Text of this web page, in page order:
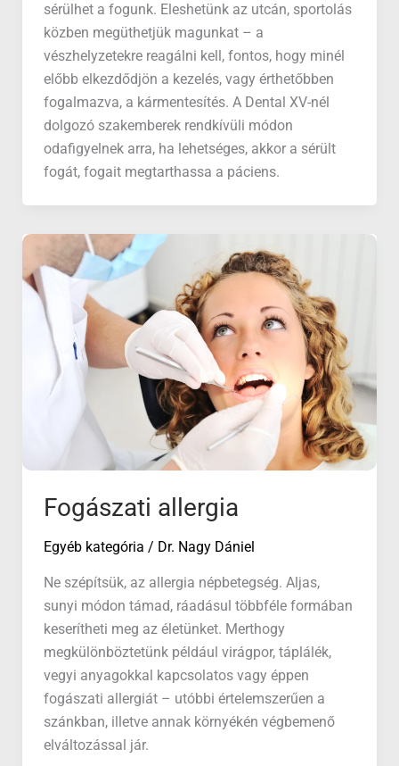
sérülhet a fogunk. Eleshetünk az utcán, sportolás
közben megüthetjük magunkat – a
vészhelyzetekre reagálni kell, fontos, hogy minél
előbb elkezdődjön a kezelés, vagy érthetőbben
fogalmazva, a kármentesítés. A Dental XV-nél
dolgozó szakemberek rendkívüli módon
odafigyelnek arra, ha lehetséges, akkor a sérült
fogát, fogait megtarthassa a páciens.
Fogászati allergia
Egyéb kategória / Dr. Nagy Dániel
Ne szépítsük, az allergia népbetegség. Aljas,
sunyi módon támad, ráadásul többféle formában
keserítheti meg az életünket. Merthogy
megkülönböztetünk például virágpor, táplálék,
vegyi anyagokkal kapcsolatos vagy éppen
fogászati allergiát – utóbbi értelemszerűen a
szánkban, illetve annak környékén végbemenő
elváltozással jár.